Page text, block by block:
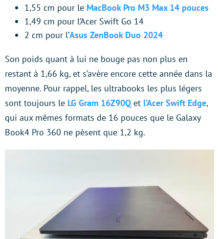
1,55 cm pour le MacBook Pro M3 Max 14 pouces
1,49 cm pour l’Acer Swift Go 14
2 cm pour l’Asus ZenBook Duo 2024
Son poids quant à lui ne bouge pas non plus en
restant à 1,66 kg, et s’avère encore cette année dans la
moyenne. Pour rappel, les ultrabooks les plus légers
sont toujours le LG Gram 16Z90Q et l’Acer Swift Edge,
qui aux mêmes formats de 16 pouces que le Galaxy
Book4 Pro 360 ne pèsent que 1,2 kg.